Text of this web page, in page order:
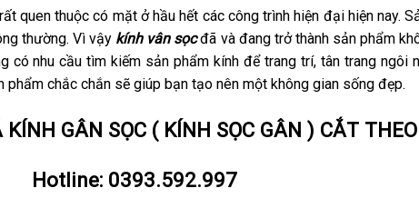
quen thuộc có mặt ở hầu hết các công trình hiện đại hiện nay.
thường. Vì vậy kính vân sọcđã và đang trở thành sản phẩm
có nhu cầu tìm kiếm sản phẩm kính để trang trí, tân trang ngôi
phẩm chắc chắn sẽ giúp bạn tạo nên một không gian sống đẹp.
GÂN SỌC ( KÍNH SỌC GÂN ) CẮT
Hotline: 0393.592.997